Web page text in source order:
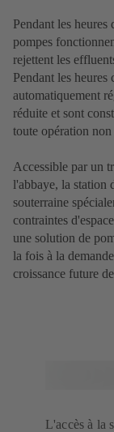
Pendant les
pompes
rejettent les
Pendant les heures
automatiquement
réduite et sont
toute opération
Accessible par un
l'abbaye, la station
souterraine
contraintes
une solution de
la fois à la
croissance future
L'accès à la